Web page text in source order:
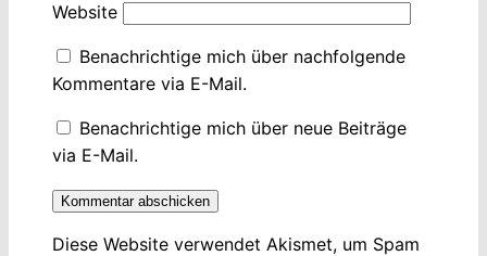
Website
Benachrichtige mich über nachfolgende
Kommentare via E-Mail.
Benachrichtige mich über neue Beiträge
via E-Mail.
Diese Website verwendet Akismet, um Spam